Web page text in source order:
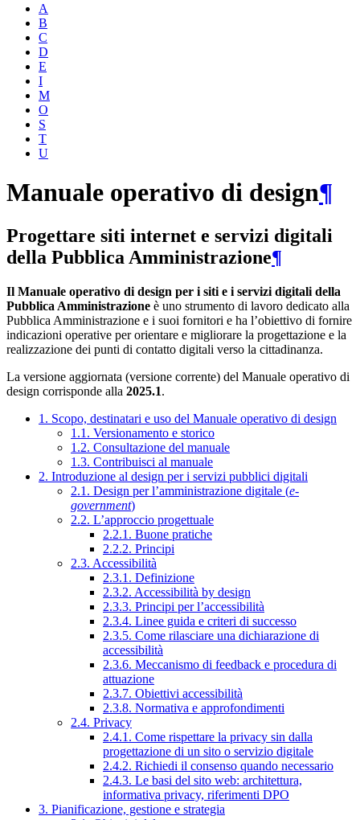
A
B
C
D
E
I
M
O
S
T
U
Manuale operativo di design¶
Progettare siti internet e servizi digitali
della Pubblica Amministrazione¶
Il Manuale operativo di design per i siti e i servizi digitali della
Pubblica Amministrazione è uno strumento di lavoro dedicato alla
Pubblica Amministrazione e i suoi fornitori e ha l’obiettivo di fornire
indicazioni operative per orientare e migliorare la progettazione e la
realizzazione dei punti di contatto digitali verso la cittadinanza.
La versione aggiornata (versione corrente) del Manuale operativo di
design corrisponde alla 2025.1.
1. Scopo, destinatari e uso del Manuale operativo di design
1.1. Versionamento e storico
1.2. Consultazione del manuale
1.3. Contribuisci al manuale
2. Introduzione al design per i servizi pubblici digitali
2.1. Design per l’amministrazione digitale (e-
government)
2.2. L’approccio progettuale
2.2.1. Buone pratiche
2.2.2. Principi
2.3. Accessibilità
2.3.1. Definizione
2.3.2. Accessibilità by design
2.3.3. Principi per l’accessibilità
2.3.4. Linee guida e criteri di successo
2.3.5. Come rilasciare una dichiarazione di
accessibilità
2.3.6. Meccanismo di feedback e procedura di
attuazione
2.3.7. Obiettivi accessibilità
2.3.8. Normativa e approfondimenti
2.4. Privacy
2.4.1. Come rispettare la privacy sin dalla
progettazione di un sito o servizio digitale
2.4.2. Richiedi il consenso quando necessario
2.4.3. Le basi del sito web: architettura,
informativa privacy, riferimenti DPO
3. Pianificazione, gestione e strategia